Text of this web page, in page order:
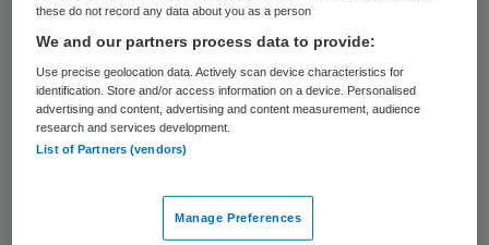
De Gelderlander
baseert zich op het
reorganisatieplan ‘Koersvast’, waar de
krant de hand op heeft weten te leggen.
Het plan is ter advisering voorgelegd aan
de ondernemingsraad en de centrale
cliëntenraad. Het gaat om voorgenomen
interim-bestuurder Ben de
these do not record any data about you as a person
We and our partners process data to provide:
Use precise geolocation data. Actively scan device characteristics for
identification. Store and/or access information on a device. Personalised
advertising and content, advertising and content measurement, audience
research and services development.
List of Partners (vendors)
Manage Preferences